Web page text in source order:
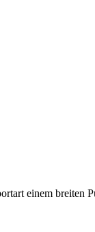
einem